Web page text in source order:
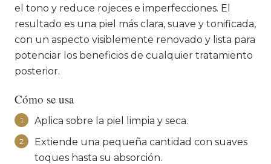
el tono y reduce rojeces e imperfecciones. El
resultado es una piel más clara, suave y tonificada,
con un aspecto visiblemente renovado y lista para
potenciar los beneficios de cualquier tratamiento
posterior.
Cómo se usa
1 Aplica sobre la piel limpia y seca.
2
Extiende una pequeña cantidad con suaves
toques hasta su absorción.